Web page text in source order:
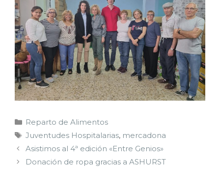
Reparto de Alimentos
Juventudes Hospitalarias, mercadona
Asistimos al 4ª edición «Entre Genios»
Donación de ropa gracias a ASHURST